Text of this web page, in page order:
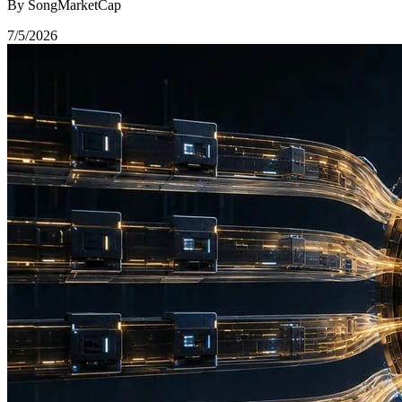
By SongMarketCap
7/5/2026